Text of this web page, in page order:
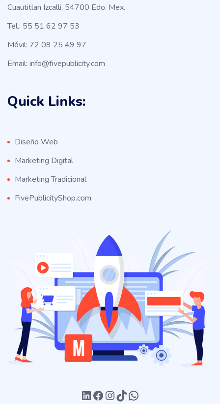
Cuautitlan Izcalli, 54700 Edo. Mex.
Tel.: 55 51 62 97 53
Móvil: 72 09 25 49 97
Email: info@fivepublicity.com
Quick Links:
Diseño Web
Marketing Digital
Marketing Tradicional
FivePublicityShop.com
LinkedIn
Facebook
Instagram
TikTokWhatsApp